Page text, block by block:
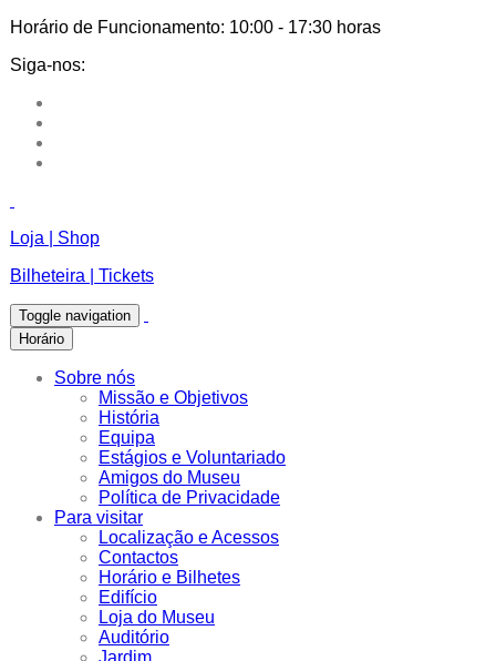
Horário de Funcionamento: 10:00 - 17:30 horas
Siga-nos:
Loja | Shop
Bilheteira | Tickets
Toggle navigation
Horário
Sobre nós
Missão e Objetivos
História
Equipa
Estágios e Voluntariado
Amigos do Museu
Política de Privacidade
Para visitar
Localização e Acessos
Contactos
Horário e Bilhetes
Edifício
Loja do Museu
Auditório
Jardim